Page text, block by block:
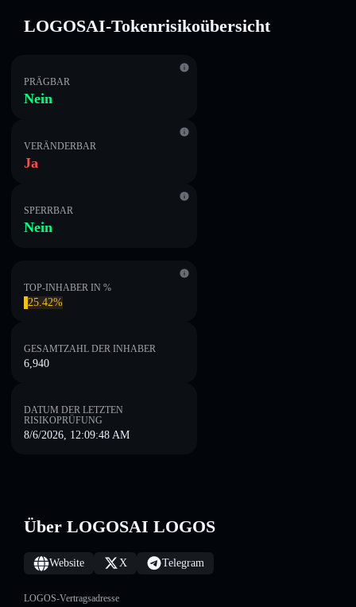
LOGOSAI-Tokenrisikoübersicht
PRÄGBAR
Nein
VERÄNDERBAR
Ja
SPERRBAR
Nein
TOP-INHABER IN %
25.42%
GESAMTZAHL DER INHABER
6,940
DATUM DER LETZTEN
RISIKOPRÜFUNG
8/6/2026, 12:09:48 AM
Über LOGOSAI LOGOS
Website X Telegram
LOGOS-Vertragsadresse